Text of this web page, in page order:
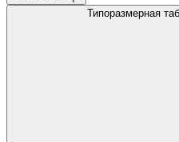
Типоразмерная